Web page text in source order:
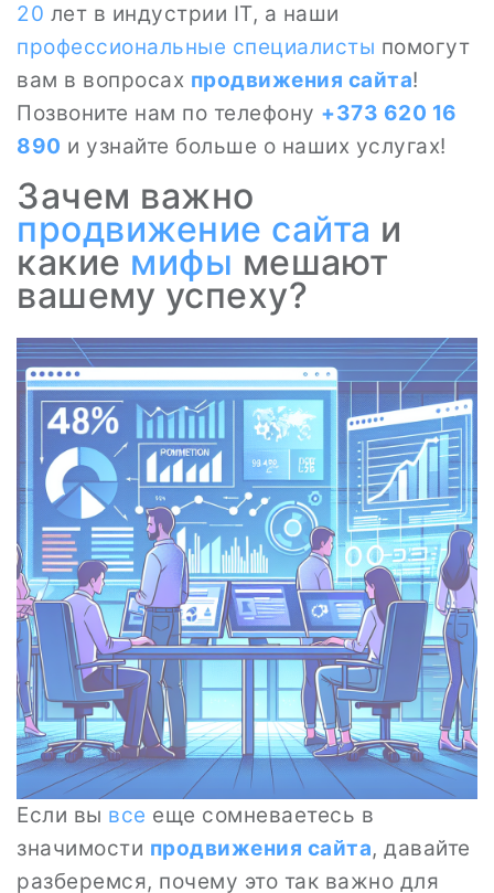
20 лет в индустрии IT, а наши
профессиональные специалисты помогут
вам в вопросах продвижения сайта!
Позвоните нам по телефону +373 620 16
890 и узнайте больше о наших услугах!
Зачем важно
продвижение сайта и
какие мифы мешают
вашему успеху?
Если вы все еще сомневаетесь в
значимости продвижения сайта, давайте
разберемся, почему это так важно для